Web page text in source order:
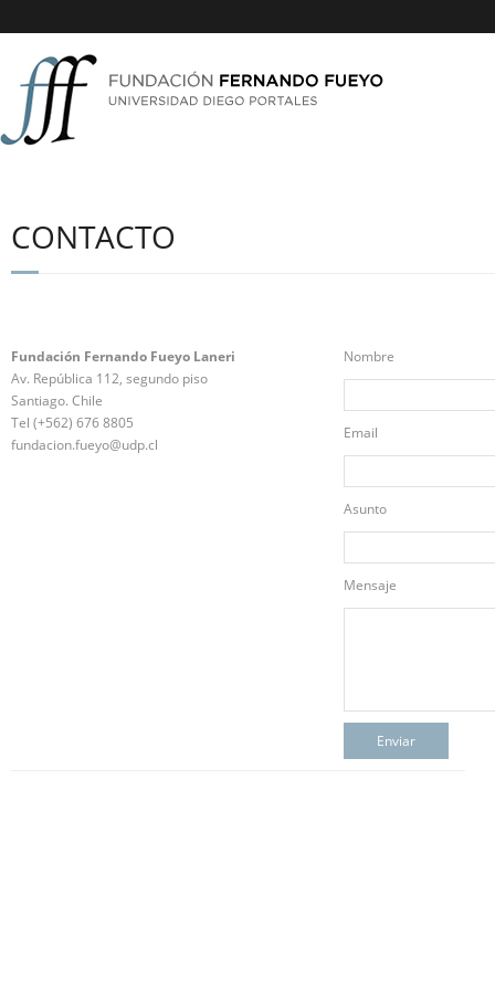
CONTACTO
Nombre
Email
Asunto
Mensaje
Fundación Fernando Fueyo Laneri
Av. República 112, segundo piso
Santiago. Chile
Tel (+562) 676 8805
fundacion.fueyo@udp.cl